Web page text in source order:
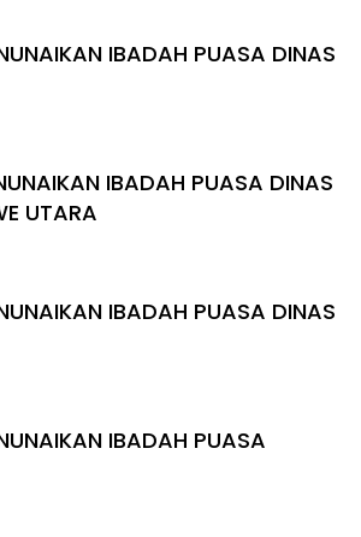
IBADAH PUASA DINAS
IBADAH PUASA DINAS
UTARA
IBADAH PUASA DINAS
IBADAH PUASA